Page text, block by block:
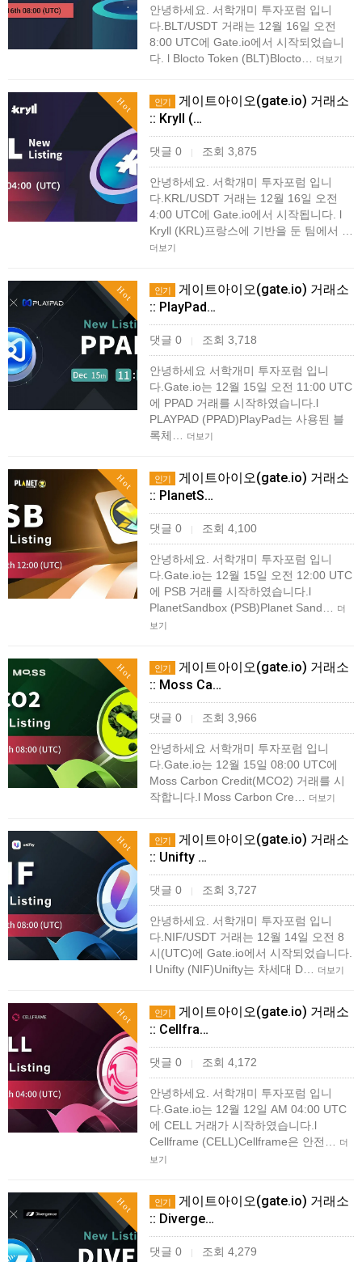
안녕하세요. 서학개미 투자포럼 입니
다.BLT/USDT 거래는 12월 16일 오전
8:00 UTC에 Gate.io에서 시작되었습니
다. l Blocto Token (BLT)Blocto…
더보기
Hot 인기
게이트아이오(gate.io) 거래소
:: Kryll (…
댓글 0 | 조회 3,875
안녕하세요. 서학개미 투자포럼 입니
다.KRL/USDT 거래는 12월 16일 오전
4:00 UTC에 Gate.io에서 시작됩니다. l
Kryll (KRL)프랑스에 기반을 둔 팀에서 …
더보기
Hot 인기
게이트아이오(gate.io) 거래소
:: PlayPad…
댓글 0 | 조회 3,718
안녕하세요 서학개미 투자포럼 입니
다.Gate.io는 12월 15일 오전 11:00 UTC
에 PPAD 거래를 시작하였습니다.l
PLAYPAD (PPAD)PlayPad는 사용된 블
록체…
더보기
Hot 인기
게이트아이오(gate.io) 거래소
:: PlanetS…
댓글 0 | 조회 4,100
안녕하세요. 서학개미 투자포럼 입니
다.Gate.io는 12월 15일 오전 12:00 UTC
에 PSB 거래를 시작하였습니다.l
PlanetSandbox (PSB)Planet Sand…
더
보기
Hot 인기
게이트아이오(gate.io) 거래소
:: Moss Ca…
댓글 0 | 조회 3,966
안녕하세요 서학개미 투자포럼 입니
다.Gate.io는 12월 15일 08:00 UTC에
Moss Carbon Credit(MCO2) 거래를 시
작합니다.l Moss Carbon Cre…
더보기
Hot 인기
게이트아이오(gate.io) 거래소
:: Unifty …
댓글 0 | 조회 3,727
안녕하세요. 서학개미 투자포럼 입니
다.NIF/USDT 거래는 12월 14일 오전 8
시(UTC)에 Gate.io에서 시작되었습니다.
l Unifty (NIF)Unifty는 차세대 D…
더보기
Hot 인기
게이트아이오(gate.io) 거래소
:: Cellfra…
댓글 0 | 조회 4,172
안녕하세요. 서학개미 투자포럼 입니
다.Gate.io는 12월 12일 AM 04:00 UTC
에 CELL 거래가 시작하였습니다.l
Cellframe (CELL)Cellframe은 안전…
더
보기
Hot 인기
게이트아이오(gate.io) 거래소
:: Diverge…
댓글 0 | 조회 4,279